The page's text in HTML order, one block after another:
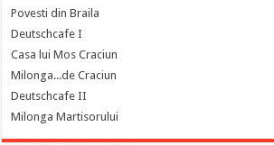
Povesti din Braila
Deutschcafe I
Casa lui Mos Craciun
Milonga...de Craciun
Deutschcafe II
Milonga Martisorului